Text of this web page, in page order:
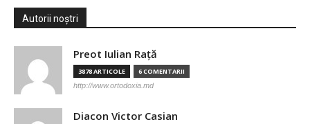
Autorii noștri
Preot Iulian Raţă
3878 ARTICOLE 6 COMENTARII
http://www.ortodoxia.md
Diacon Victor Casian